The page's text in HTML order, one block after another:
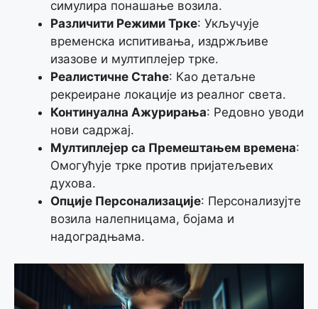
симулира понашање возила.
Различити Режими Трке: Укључује
временска испитивања, издржљиве
изазове и мултиплејер трке.
Реалистичне Стаһе: Као детаљне
рекреиране локације из реалног света.
Континуална Ажурирања: Редовно уводи
нови садржај.
Мултиплејер са Премештањем времена:
Омогућује трке против пријатељевих
духова.
Опције Персонализације: Персонализујте
возила налепницама, бојама и
надоградњама.